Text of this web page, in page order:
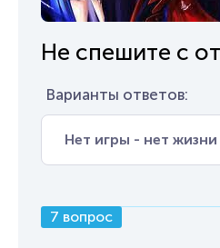
Не спешите с
Варианты ответов:
Нет игры - нет жизни
7 вопрос